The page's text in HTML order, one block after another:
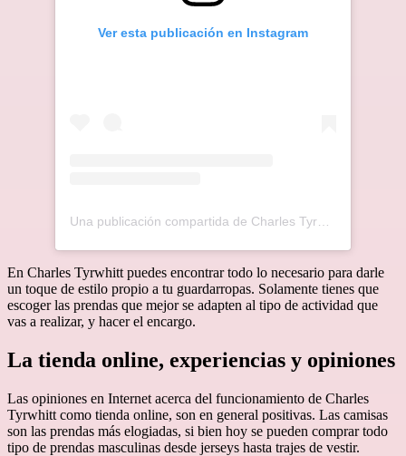
Ver esta publicación en Instagram
En Charles Tyrwhitt puedes encontrar todo lo necesario para darle
un toque de estilo propio a tu guardarropas. Solamente tienes que
escoger las prendas que mejor se adapten al tipo de actividad que
vas a realizar, y hacer el encargo.
La tienda online, experiencias y opiniones
Las opiniones en Internet acerca del funcionamiento de Charles
Tyrwhitt como tienda online, son en general positivas. Las camisas
son las prendas más elogiadas, si bien hoy se pueden comprar todo
tipo de prendas masculinas desde jerseys hasta trajes de vestir.